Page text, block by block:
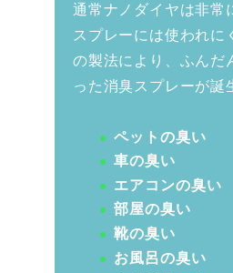
通常ナノダイヤは非常
スプレーには使われに
の製法により、ふんだ
った消臭スプレーが誕
ペットの臭い
車の臭い
エアコンの臭い
部屋の臭い
靴の臭い
お風呂の臭い